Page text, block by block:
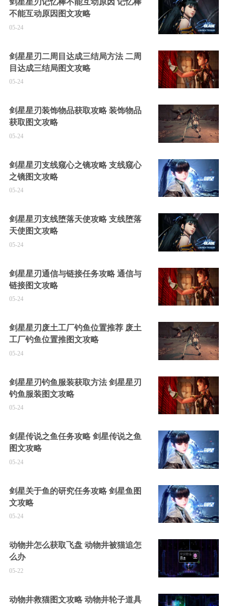
剑星星刃记忆棒不能互动原因 记忆棒
不能互动原因图文攻略
05-24
剑星星刃二周目达成三结局方法 二周
目达成三结局图文攻略
05-24
剑星星刃装饰物品获取攻略 装饰物品
获取图文攻略
05-24
剑星星刃支线窥心之镜攻略 支线窥心
之镜图文攻略
05-24
剑星星刃支线堕落天使攻略 支线堕落
天使图文攻略
05-24
剑星星刃通信与链接任务攻略 通信与
链接图文攻略
05-24
剑星星刃废土工厂钓鱼位置推荐 废土
工厂钓鱼位置推图文攻略
05-24
剑星星刃钓鱼服装获取方法 剑星星刃
钓鱼服装图文攻略
05-24
剑星传说之鱼任务攻略 剑星传说之鱼
图文攻略
05-24
剑星关于鱼的研究任务攻略 剑星鱼图
文攻略
05-24
动物井怎么获取飞盘 动物井被猫追怎
么办
05-22
动物井救猫图文攻略 动物井轮子道具